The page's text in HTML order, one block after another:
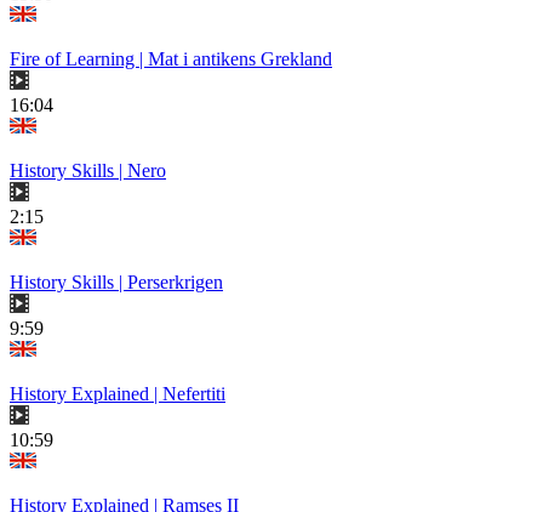
Fire of Learning | Mat i antikens Grekland
16:04
History Skills | Nero
2:15
History Skills | Perserkrigen
9:59
History Explained | Nefertiti
10:59
History Explained | Ramses II